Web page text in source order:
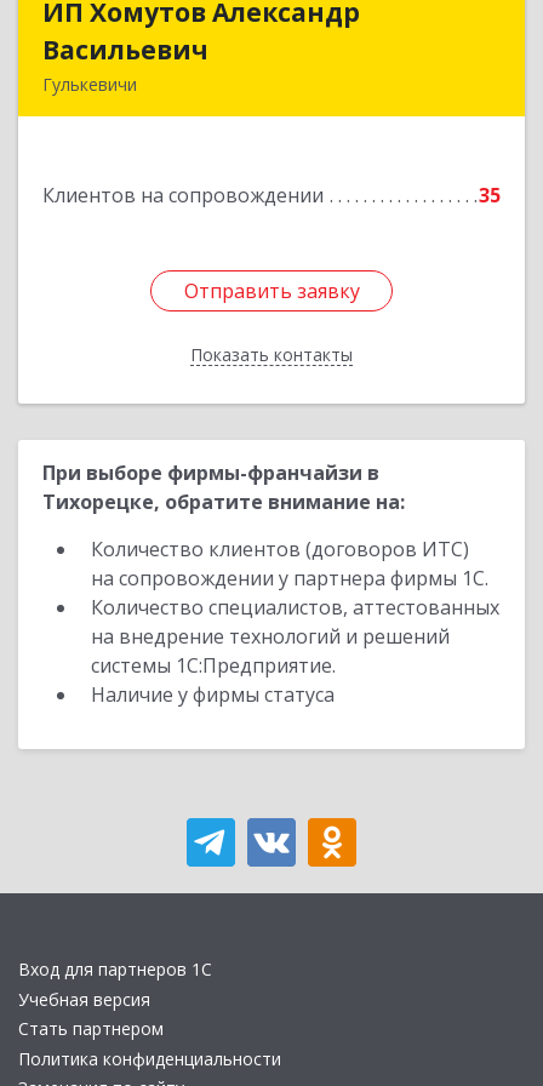
ИП Хомутов Александр
Васильевич
Гулькевичи
Клиентов на сопровождении 35
Отправить заявку
Показать контакты
ИП Хомутов Александр
Подробнее
Отправить заявку
Назад
При выборе фирмы-франчайзи в
Тихорецке, обратите внимание на:
Количество клиентов (договоров ИТС)
на сопровождении у партнера фирмы 1С.
Количество специалистов, аттестованных
на внедрение технологий и решений
системы 1С:Предприятие.
Наличие у фирмы статуса
Вход для партнеров 1С
Учебная версия
Стать партнером
Политика конфиденциальности